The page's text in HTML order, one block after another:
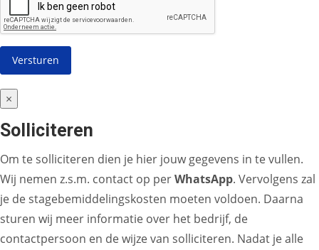
×
Solliciteren
Om te solliciteren dien je hier jouw gegevens in te vullen.
Wij nemen z.s.m. contact op perWhatsApp. Vervolgens zal
je de stagebemiddelingskosten moeten voldoen. Daarna
sturen wij meer informatie over het bedrijf, de
contactpersoon en de wijze van solliciteren. Nadat je alle